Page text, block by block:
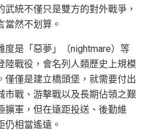
統不僅只是雙方的對外戰爭，
當然不划算。
度是「惡夢」（nightmare）等
陸戰役，會名列人類歷史上規模
僅僅是建立橋頭堡，就需要付出
市戰、游擊戰以及長期佔領之艱
擴軍，但在遠距投送、後勤維
仍相當遙遠。